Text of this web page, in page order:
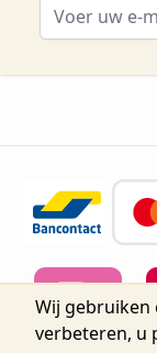
Wij gebruiken
verbeteren, u